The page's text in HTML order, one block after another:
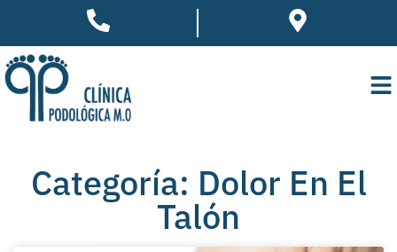
Categoría: Dolor En El
Talón